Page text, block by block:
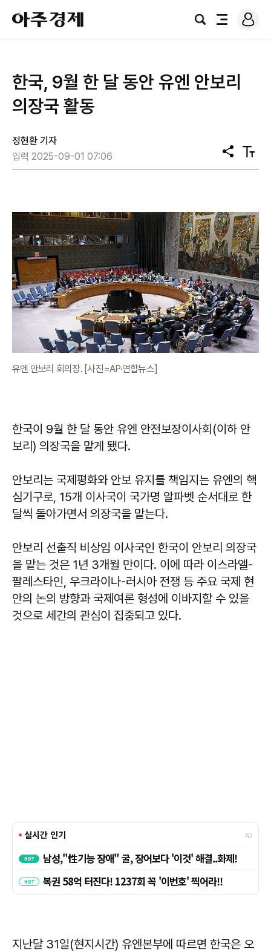
아
주
경
검
전
로
그
한국, 9월 한 달 동안 유엔 안보리
의장국 활동
정현환 기자
입력 2025-09-01 07:06
공
유
텍
스
유엔 안보리 회의장. [사진=AP·연합뉴스]
한국이 9월 한 달 동안 유엔 안전보장이사회(이하 안
보리) 의장국을 맡게 됐다.
안보리는 국제평화와 안보 유지를 책임지는 유엔의 핵
심기구로, 15개 이사국이 국가명 알파벳 순서대로 한
달씩 돌아가면서 의장국을 맡는다.
안보리 선출직 비상임 이사국인 한국이 안보리 의장국
을 맡는 것은 1년 3개월 만이다. 이에 따라 이스라엘-
팔레스타인, 우크라이나-러시아 전쟁 등 주요 국제 현
안의 논의 방향과 국제여론 형성에 이바지할 수 있을
것으로 세간의 관심이 집중되고 있다.
지난달 31일(현지시간) 유엔본부에 따르면 한국은 오